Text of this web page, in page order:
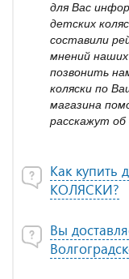
для Вас
детских
составили
мнений
позвонить
коляски по
магазина
расскажут об
Как купить
КОЛЯСКИ?
Вы